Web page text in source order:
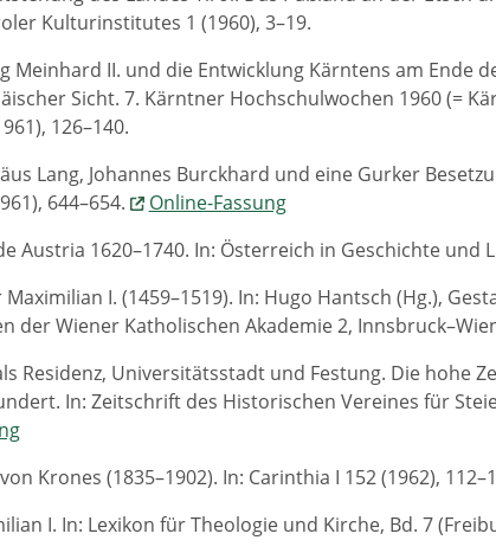
Kulturinstitutes 1 (1960), 3–19.
Meinhard II. und die Entwicklung Kärntens am Ende
Sicht. 7. Kärntner Hochschulwochen 1960 (=
126–140.
Lang, Johannes Burckhard und eine Gurker
644–654.
Online-Fassung
Austria 1620–1740. In: Österreich in Geschichte und
Maximilian I. (1459–1519). In: Hugo Hantsch (Hg.),
der Wiener Katholischen Akademie 2,
Residenz, Universitätsstadt und Festung. Die hohe
In: Zeitschrift des Historischen Vereines für
Krones (1835–1902). In: Carinthia I 152 (1962),
I. In: Lexikon für Theologie und Kirche, Bd. 7